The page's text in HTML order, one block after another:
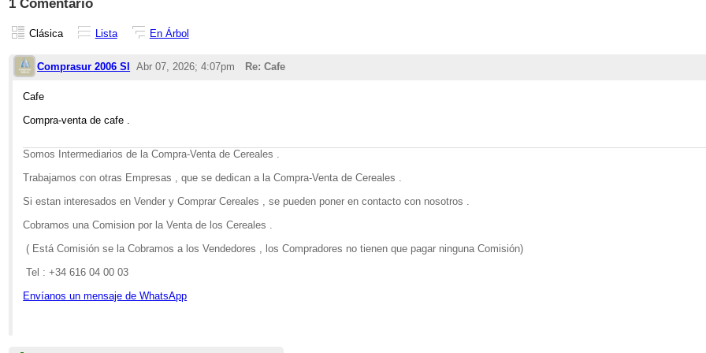
1 Comentario
Clásica Lista En Árbol
Comprasur 2006 Sl Abr 07, 2026; 4:07pm Re: Cafe
Cafe
Compra-venta de cafe .
Somos Intermediarios de la Compra-Venta de Cereales .
Trabajamos con otras Empresas , que se dedican a la Compra-Venta de Cereales .
Si estan interesados en Vender y Comprar Cereales , se pueden poner en contacto con nosotros .
Cobramos una Comision por la Venta de los Cereales .
( Está Comisión se la Cobramos a los Vendedores , los Compradores no tienen que pagar ninguna Comisión)
Tel : +34 616 04 00 03
Envíanos un mensaje de WhatsApp